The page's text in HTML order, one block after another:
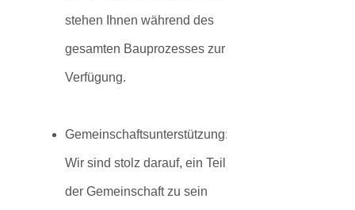
stehen Ihnen während des
gesamten Bauprozesses zur
Verfügung.
Gemeinschaftsunterstützung:
Wir sind stolz darauf, ein Teil
der Gemeinschaft zu sein